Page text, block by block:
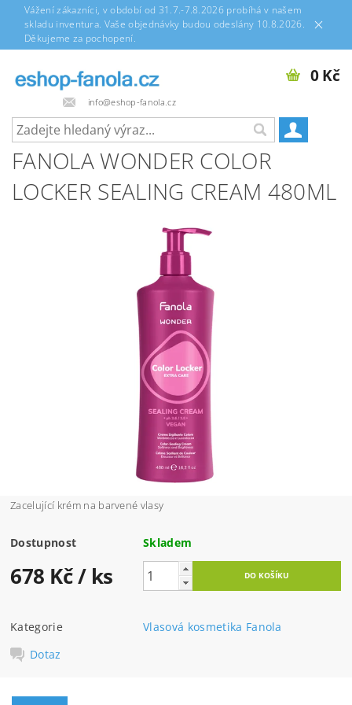
Vážení zákazníci, v období od 31.7.-7.8.2026 probíhá v našem
skladu inventura. Vaše objednávky budou odeslány 10.8.2026.
Děkujeme za pochopení.
info@eshop-fanola.cz
0 Kč
FANOLA WONDER COLOR
LOCKER SEALING CREAM 480ML
Zacelující krém na barvené vlasy
Dostupnost Skladem
678 Kč/ ks
Kategorie
Vlasová kosmetika Fanola
Dotaz